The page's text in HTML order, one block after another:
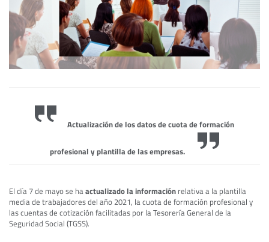
Actualización de los datos de cuota de formación
profesional y plantilla de las empresas.
El día 7 de mayo se haactualizado la información relativa a la plantilla
media de trabajadores del año 2021, la cuota de formación profesional y
las cuentas de cotización facilitadas por la Tesorería General de la
Seguridad Social (TGSS).